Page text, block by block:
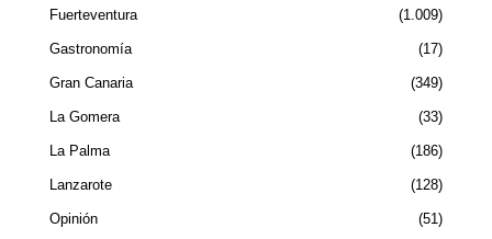
Fuerteventura 1.009
Gastronomía 17
Gran Canaria 349
La Gomera 33
La Palma 186
Lanzarote 128
Opinión 51